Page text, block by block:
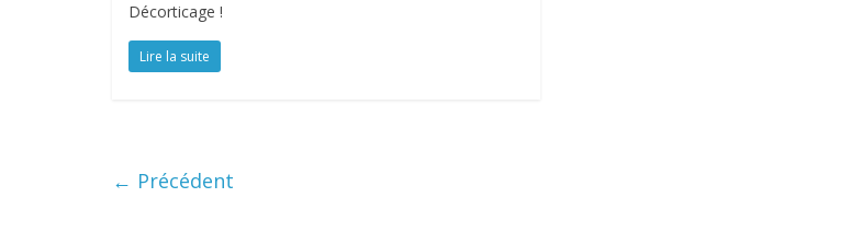
Décorticage !
Lire la suite
← Précédent